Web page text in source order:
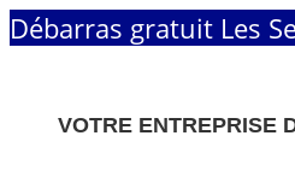
Débarras gratuit Les
VOTRE ENTREPRISE